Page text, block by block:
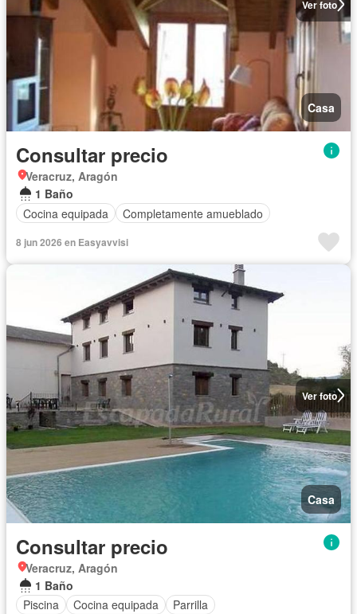
Ver foto
Casa
Consultar precio
Veracruz, Aragón
1 Baño
Cocina equipada
Completamente amueblado
8 jun 2026 en Easyavvisi
Ver foto
Casa
Consultar precio
Veracruz, Aragón
1 Baño
Piscina
Cocina equipada Parrilla